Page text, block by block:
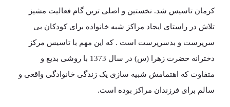
کرمان تاسیس شد. نخستین و اصلی ترین گام فعالیت مشیز
تلاش در راستای ایجاد مراکز شبه خانواده برای کودکان بی
سرپرست و بدسرپرست است . که این مهم با تاسیس مرکز
دخترانه حضرت زهرا (س) در سال 1373 با روشی بدیع و
متفاوت که اهتمامش شبیه سازی یک زندگی خانوادگی واقعی و
سالم برای فرزندان مراکز بوده است.